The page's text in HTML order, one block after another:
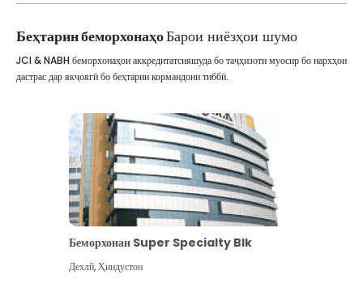
Беҳтарин беморхонаҳоБарои ниёзҳои шумо
JCI & NABH беморхонаҳои аккредитатсияшуда бо таҷҳизоти муосир бо нархҳои
дастрас дар якҷоягӣ бо беҳтарин кормандони тиббӣ.
Беморхонаи Super Specialty Blk
Дехлй,Ҳиндустон